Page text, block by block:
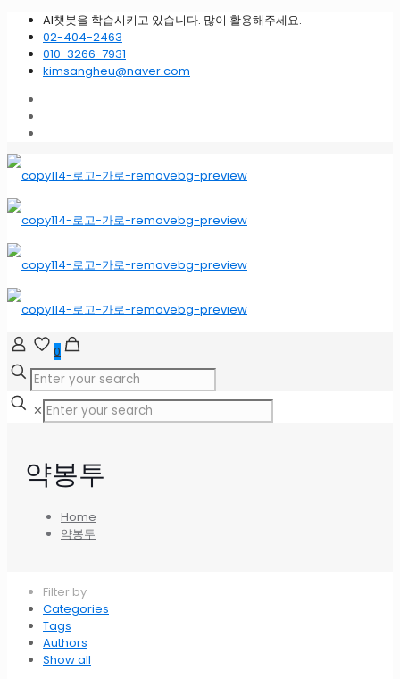
AI챗봇을 학습시키고 있습니다. 많이 활용해주세요.
02-404-2463
010-3266-7931
kimsangheu@naver.com
0
✕
약봉투
Home
약봉투
Filter by
Categories
Tags
Authors
Show all